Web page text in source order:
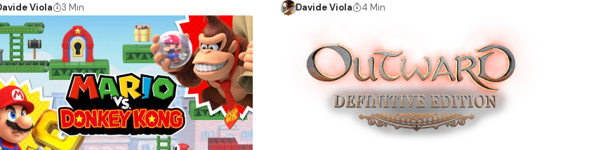
Viola 3 Min Davide Viola 4 Min